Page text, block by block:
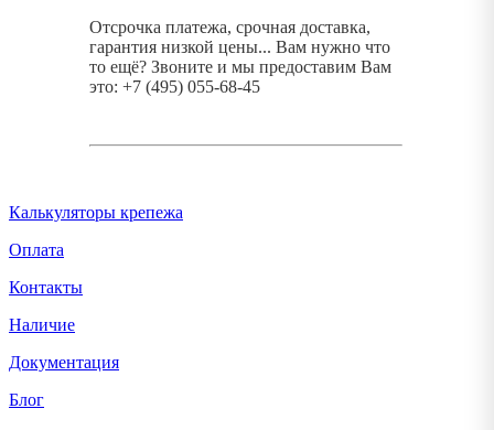
Отсрочка платежа, срочная доставка,
гарантия низкой цены... Вам нужно что
то ещё? Звоните и мы предоставим Вам
это: +7 (495) 055-68-45
Калькуляторы крепежа
Оплата
Контакты
Наличие
Документация
Блог